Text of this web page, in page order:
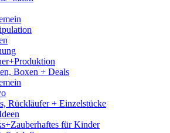
Boxen + Deals
Rückläufer + Einzelstücke
für Kinder